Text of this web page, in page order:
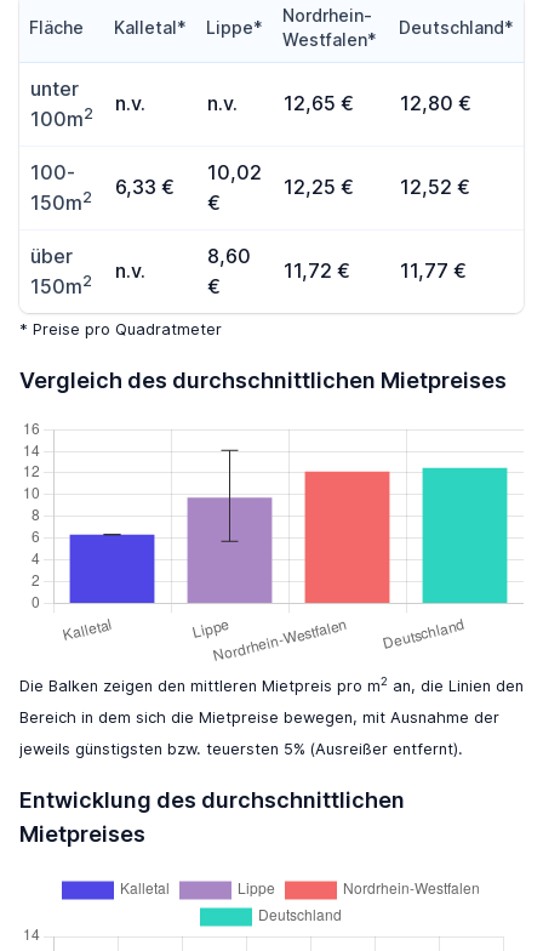
Fläche Kalletal* Lippe*
Nordrhein-
Westfalen*
Deutschland*
unter
100m2 n.v. n.v. 12,65 € 12,80 €
100-
150m2 6,33 €
10,02
€
12,25 € 12,52 €
über
150m2 n.v.
8,60
€
11,72 € 11,77 €
* Preise pro Quadratmeter
Vergleich des durchschnittlichen Mietpreises
Die Balken zeigen den mittleren Mietpreis pro m2 an, die Linien den
Bereich in dem sich die Mietpreise bewegen, mit Ausnahme der
jeweils günstigsten bzw. teuersten 5% (Ausreißer entfernt).
Entwicklung des durchschnittlichen
Mietpreises